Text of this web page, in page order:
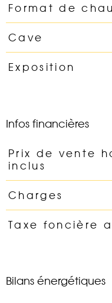
Format de
Cave
Exposition
Infos financières
Caractéristiques
Prix de vente
inclus
Charges
Taxe foncière
Bilans énergétiques